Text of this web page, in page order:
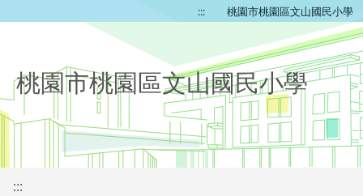
::: 桃園市桃園區文山國民小學
桃園市桃園區文山國民小學
:::